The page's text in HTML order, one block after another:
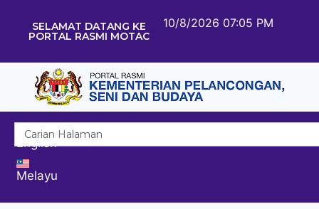
SELAMAT DATANG KE
PORTAL RASMI MOTAC
10/8/2026 07:05 PM
English
Melayu